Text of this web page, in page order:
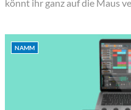
könnt ihr ganz auf die Maus
NAMM